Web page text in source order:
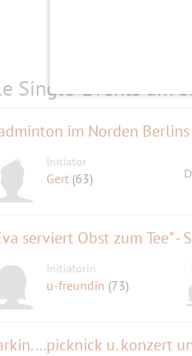
Single-Events am
im Norden Berlins
Initiator
Gert (63)
serviert Obst zum Tee"
Initiatorin
u-freundin (73)
u. konzert